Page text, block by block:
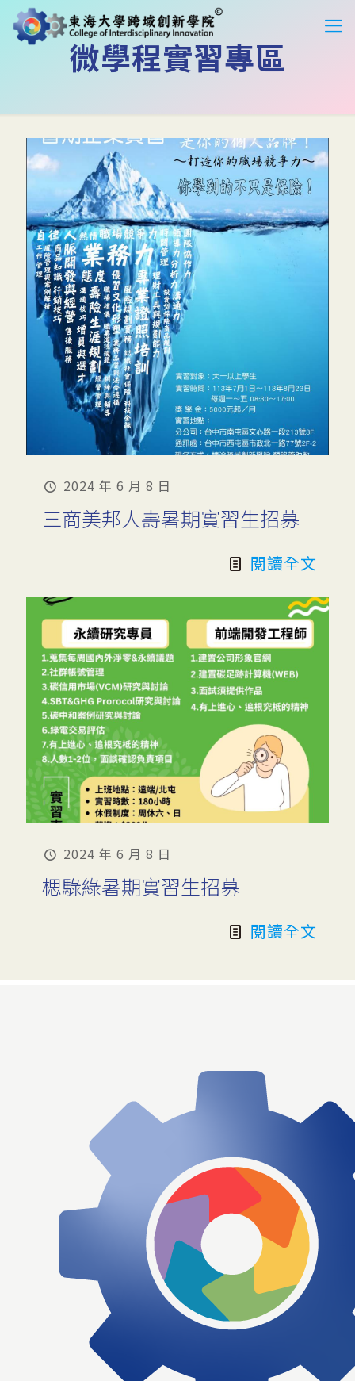
微學程實習專區
2024 年 6 月 8 日
三商美邦人壽暑期實習生招募
閱讀全文
2024 年 6 月 8 日
楒騄綠暑期實習生招募
閱讀全文